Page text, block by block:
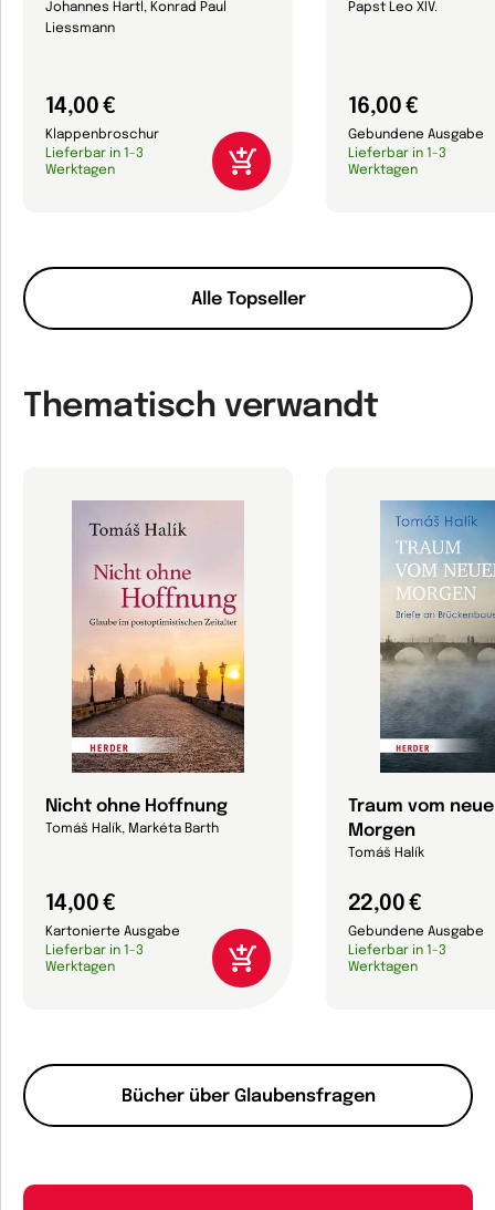
Alle Topseller
Johannes Hartl, Konrad Paul
Liessmann
14,00 €
Klappenbroschur
Lieferbar in 1-3
Werktagen
Papst Leo XIV.
16,00 €
Gebundene Ausgabe
Lieferbar in 1-3
Werktagen
Thematisch verwandt
Bücher über Glaubensfragen
Nicht ohne Hoffnung
Tomáš Halík, Markéta Barth
14,00 €
Kartonierte Ausgabe
Lieferbar in 1-3
Werktagen
Traum vom
Morgen
Tomáš Halík
22,00 €
Gebundene Ausgabe
Lieferbar in 1-3
Werktagen